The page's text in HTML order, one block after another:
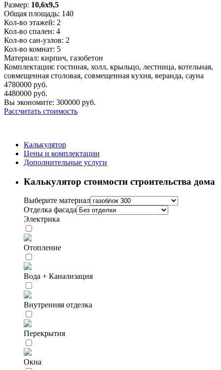
Размер: 10,6x9,5
Общая площадь: 140
Кол-во этажей: 2
Кол-во спален: 4
Кол-во сан-узлов: 2
Кол-во комнат: 5
Материал: кирпич, газобетон
Комплектация: гостиная, холл, крыльцо, лестница, котельная,
совмещенная столовая, совмещенная кухня, веранда, сауна
4780000 руб.
4480000 руб.
Вы экономите: 300000 руб.
Рассчитать стоимость
Калькулятор
Цены и комплектации
Дополнительные услуги
Калькулятор стоимости строительства дома
Выберите материал
Отделка фасада
Электрика
Отопление
Вода + Канализация
Внутренняя отделка
Перекрытия
Окна